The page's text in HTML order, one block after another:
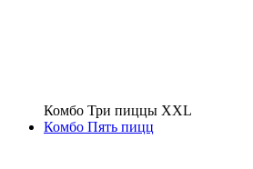
Комбо Три пиццы XXL
Комбо Пять пицц